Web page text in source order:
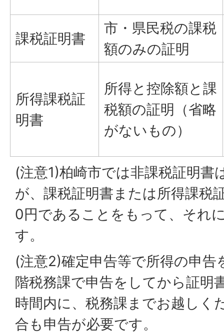
課税証明書
市・県民税の課税
額のみの証明
所得課税証
明書
所得と控除額と課
税額の証明（省略
がないもの）
(注意1)柏崎市では非課税証明書
が、課税証明書または所得課税
0円であることをもって、それ
す。
(注意2)確定申告等で所得の申
階税務課で申告をしてから証明
時間内に、税務課までお越しく
合も申告が必要です。